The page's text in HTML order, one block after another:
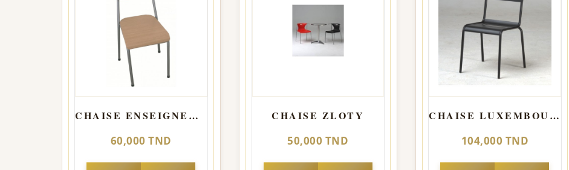
CHAISE ENSEIGNEMENT
60,000 TND
CHAISE ZLOTY
50,000 TND
CHAISE LUXEMBOURG
104,000 TND